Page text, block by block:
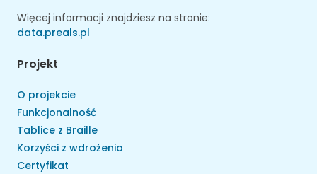
Więcej informacji znajdziesz na stronie:
data.preals.pl
Projekt
O projekcie
Funkcjonalność
Tablice z Braille
Korzyści z wdrożenia
Certyfikat